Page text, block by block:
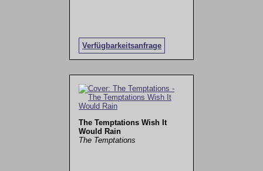
Verfügbarkeitsanfrage
The Temptations Wish It
Would Rain
The Temptations